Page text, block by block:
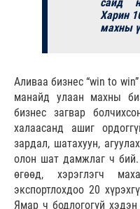
Харин
махны
Аливаа бизнес “win to
манайд улаан махны
бизнес загвар
халаасанд ашиг
зардал, шатахуун,
олон шат дамжлаг ч
өгөөд, хэрэглэгч
экспортлохдоо 20
Ямар ч бодлогогүй